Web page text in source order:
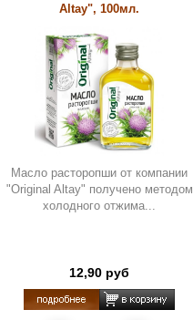
Altay", 100мл.
Масло расторопши от компании
"Original Altay" получено методом
холодного отжима...
12,90 руб